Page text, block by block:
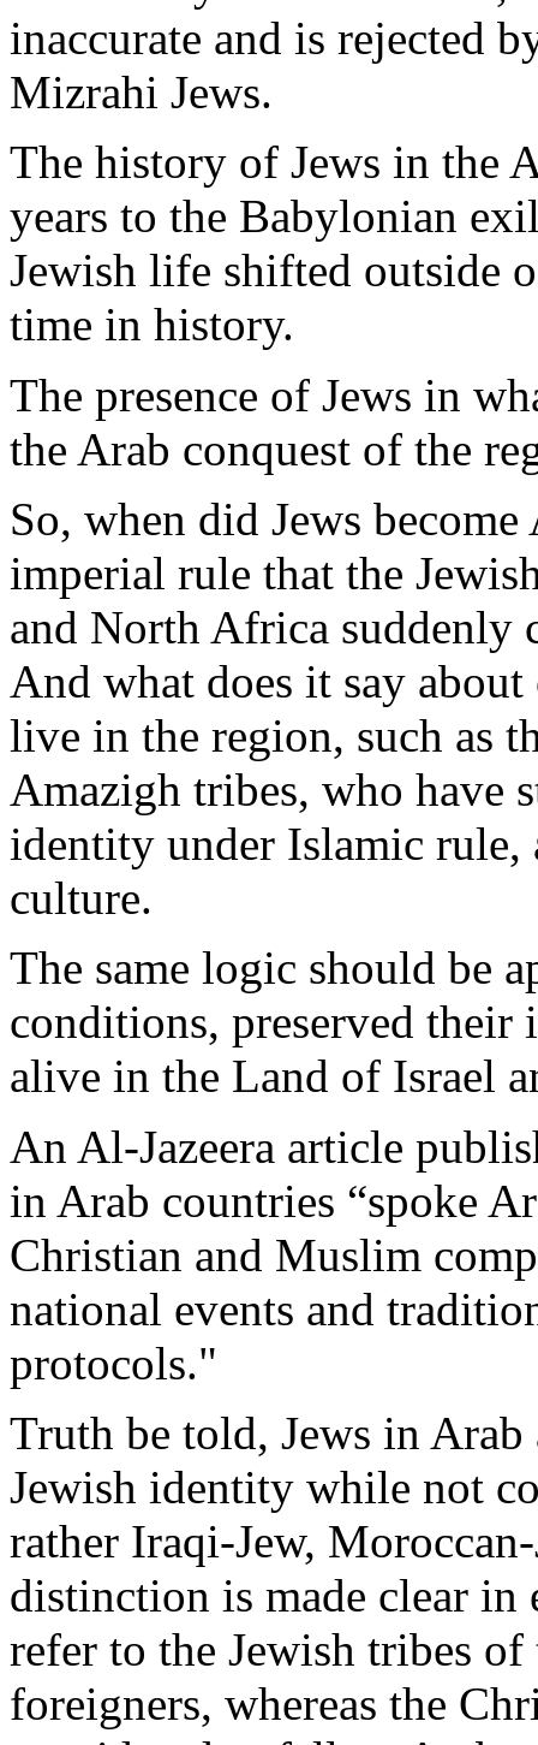
inaccurate and is rejected
Mizrahi Jews.
The history of Jews in the
years to the Babylonian
Jewish life shifted outside
time in history.
The presence of Jews in
the Arab conquest of the
So, when did Jews become
imperial rule that the
and North Africa suddenly
And what does it say about
live in the region, such as
Amazigh tribes, who have
identity under Islamic rule,
culture.
The same logic should be
conditions, preserved their
alive in the Land of Israel
An Al-Jazeera article
in Arab countries “spoke
Christian and Muslim
national events and
protocols."
Truth be told, Jews in Arab
Jewish identity while not
rather Iraqi-Jew, Moroccan-
distinction is made clear in
refer to the Jewish tribes of
foreigners, whereas the